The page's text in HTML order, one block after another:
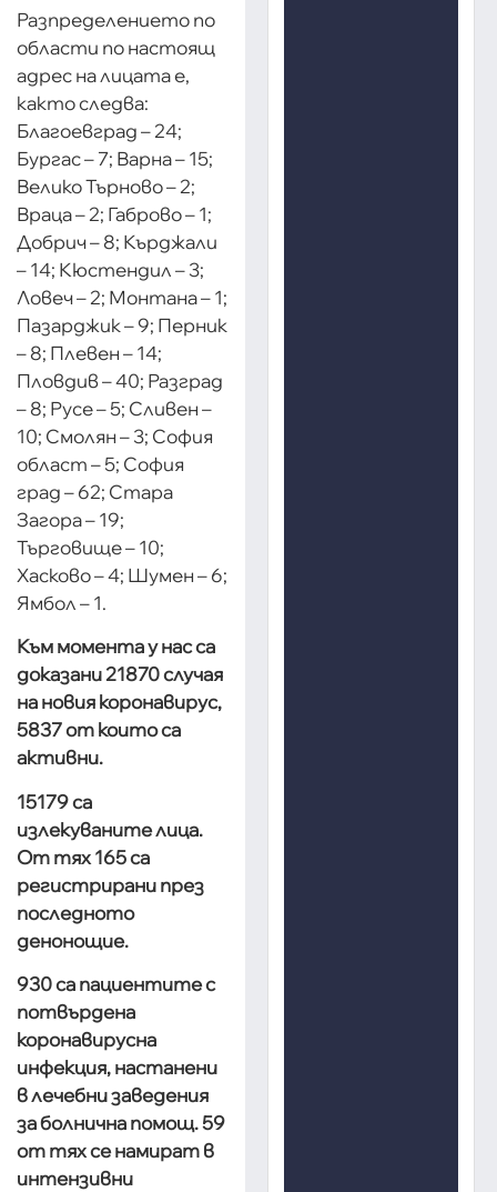
Разпределението по
области по настоящ
адрес на лицата е,
както следва:
Благоевград – 24;
Бургас – 7; Варна – 15;
Велико Търново – 2;
Враца – 2; Габрово – 1;
Добрич – 8; Кърджали
– 14; Кюстендил – 3;
Ловеч – 2; Монтана – 1;
Пазарджик – 9; Перник
– 8; Плевен – 14;
Пловдив – 40; Разград
– 8; Русе – 5; Сливен –
10; Смолян – 3; София
област – 5; София
град – 62; Стара
Загора – 19;
Търговище – 10;
Хасково – 4; Шумен – 6;
Ямбол – 1.
Към момента у нас са
доказани 21870 случая
на новия коронавирус,
5837 от които са
активни.
15179 са
излекуваните лица.
От тях 165 са
регистрирани през
последното
денонощие.
930 са пациентите с
потвърдена
коронавирусна
инфекция, настанени
в лечебни заведения
за болнична помощ. 59
от тях се намират в
интензивни